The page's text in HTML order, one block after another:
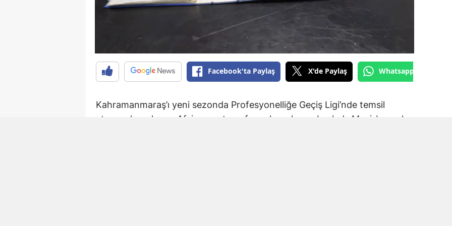
Facebook'ta Paylaş X'de Paylaş Whatsapp'tan
Kahramanmaraş’ı yeni sezonda Profesyonelliğe Geçiş Ligi’nde temsil
etmeye hazırlanan Afşinspor, transfer çalışmalarına başladı. Mavi-beyazlı